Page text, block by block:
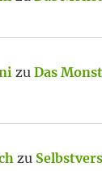
zuDas
zu